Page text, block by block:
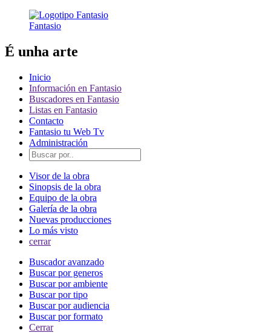
Fantasio
É unha arte
Inicio
Información en Fantasio
Buscadores en Fantasio
Listas en Fantasio
Contacto
Fantasio tu Web Tv
Administración
Visor de la obra
Sinopsis de la obra
Equipo de la obra
Galería de la obra
Nuevas producciones
Lo más visto
cerrar
Buscador avanzado
Buscar por generos
Buscar por ambiente
Buscar por tipo
Buscar por audiencia
Buscar por formato
Cerrar